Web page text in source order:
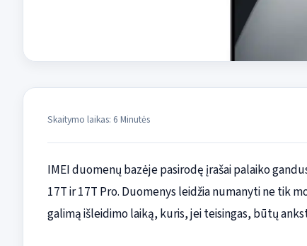
Skaitymo laikas: 6 Minutės
IMEI duomenų bazėje pasirodę įrašai palaiko
17T ir 17T Pro. Duomenys leidžia numanyti ne tik
galimą išleidimo laiką, kuris, jei teisingas, būtų